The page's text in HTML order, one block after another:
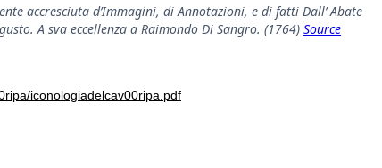
accresciuta d’Immagini, di Annotazioni, e di fatti Dall’ Abate
A sva eccellenza a Raimondo Di Sangro. (1764) Source
iconologiadelcav00ripa.pdf